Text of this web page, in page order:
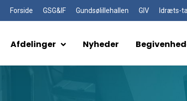
Forside GSG&IF Gundsølillehallen GIV Idræts-
Afdelinger Nyheder